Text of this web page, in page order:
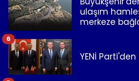
ulaşım
merkeze
YENİ
6